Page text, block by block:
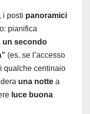
, i posti panoramici
pianifica
un secondo
(es. se l’accesso
qualche centinaio
una notte a
luce buona